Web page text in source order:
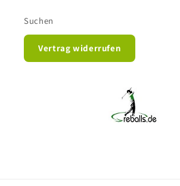
Suchen
Vertrag widerrufen